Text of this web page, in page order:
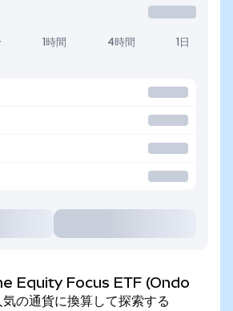
1時間 4時間 1日
Equity Focus ETF (Ondo
の通貨に換算して探索する